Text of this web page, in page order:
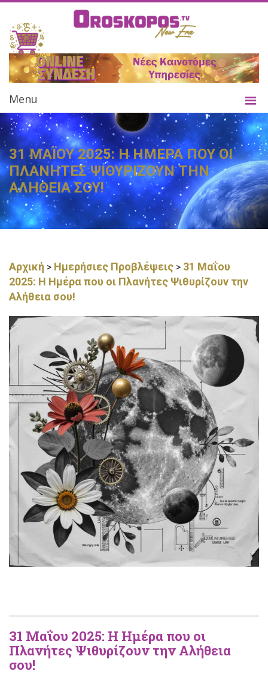
Menu
31 ΜΑΪΟΥ 2025: Η ΗΜΕΡΑ ΠΟΥ ΟΙ
ΠΛΑΝΗΤΕΣ ΨΙΘΥΡΙΖΟΥΝ ΤΗΝ
ΑΛΗΘΕΙΑ ΣΟΥ!
Αρχική > Ημερήσιες Προβλέψεις > 31 Μαΐου
2025: Η Ημέρα που οι Πλανήτες Ψιθυρίζουν την
Αλήθεια σου!
31 Μαΐου 2025: Η Ημέρα που οι
Πλανήτες Ψιθυρίζουν την Αλήθεια
σου!